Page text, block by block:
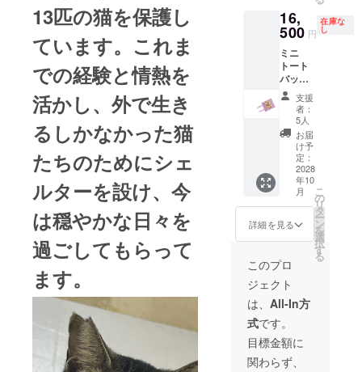
13匹の猫を保護し
ています。これま
での経験と情熱を
活かし、外で生き
るしかなかった猫
たちのためにシェ
ルターを設け、今
は穏やかな日々を
過ごしてもらって
ます。
16,
500 円
在庫な
し
ミニ
トート
バック
です．
猫の刺
繍が最
高！で
す。幅
21セン
チ 高
さ23
コット
ン 刺
繍はア
クリル
糸で
す。 お
色柄は
選んで
頂けま
せん。
普通郵
便で発
送致し
ます。
支援
者：
5人
お届
け予
定：
2028
年10
月
詳細を見る
こ
の
リ
タ
ー
ン
を
選
択
す
る
このプロ
ジェクト
は、 All-In方
式です。
目標金額に
関わらず、